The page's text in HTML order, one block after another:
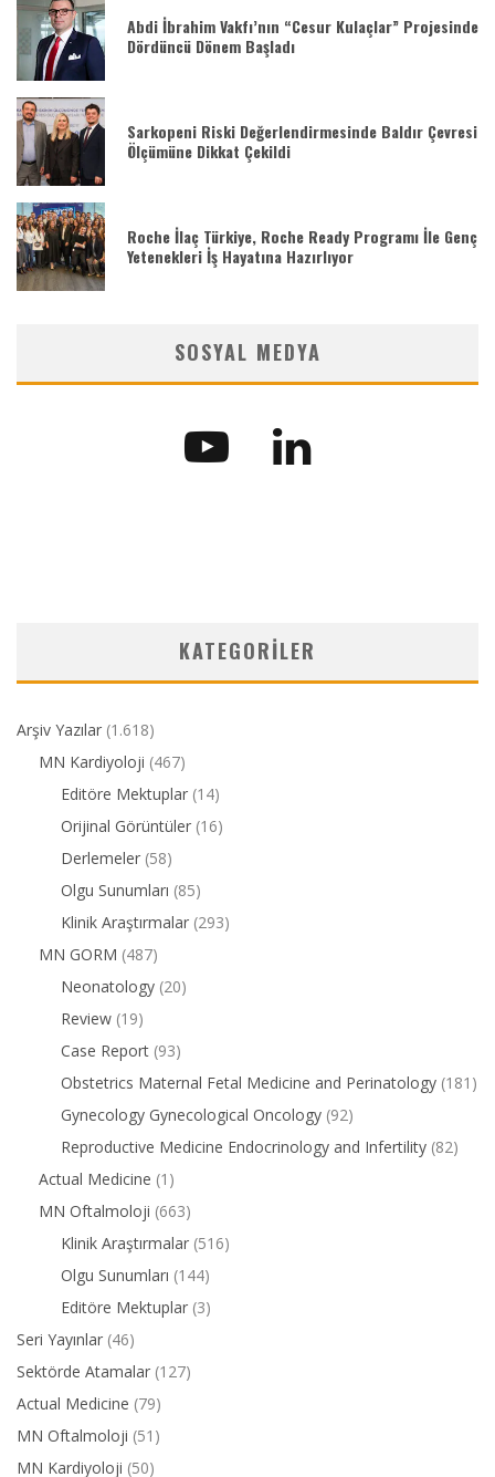
Abdi İbrahim Vakfı’nın “Cesur Kulaçlar” Projesinde
Dördüncü Dönem Başladı
Sarkopeni Riski Değerlendirmesinde Baldır Çevresi
Ölçümüne Dikkat Çekildi
Roche İlaç Türkiye, Roche Ready Programı İle Genç
Yetenekleri İş Hayatına Hazırlıyor
SOSYAL MEDYA
KATEGORILER
Arşiv Yazılar (1.618)
MN Kardiyoloji (467)
Editöre Mektuplar (14)
Orijinal Görüntüler (16)
Derlemeler (58)
Olgu Sunumları (85)
Klinik Araştırmalar (293)
MN GORM (487)
Neonatology (20)
Review (19)
Case Report (93)
Obstetrics Maternal Fetal Medicine and Perinatology (181)
Gynecology Gynecological Oncology (92)
Reproductive Medicine Endocrinology and Infertility (82)
Actual Medicine (1)
MN Oftalmoloji (663)
Klinik Araştırmalar (516)
Olgu Sunumları (144)
Editöre Mektuplar (3)
Seri Yayınlar (46)
Sektörde Atamalar (127)
Actual Medicine (79)
MN Oftalmoloji (51)
MN Kardiyoloji (50)